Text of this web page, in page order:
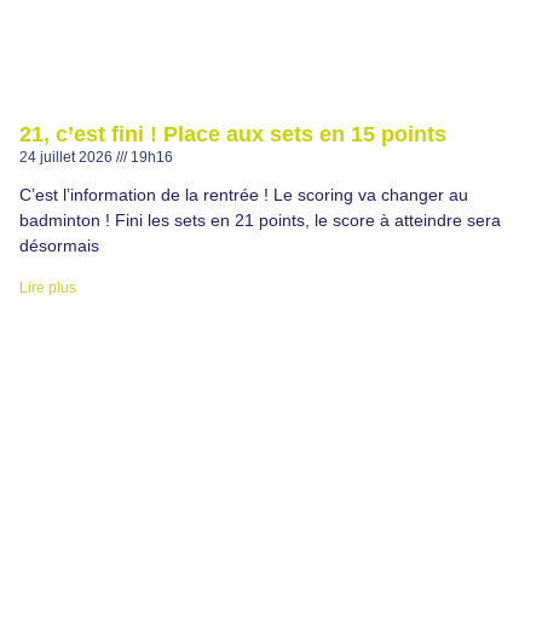
21, c’est fini ! Place aux sets en 15 points
24 juillet 2026 19h16
C’est l’information de la rentrée ! Le scoring va changer au
badminton ! Fini les sets en 21 points, le score à atteindre sera
désormais
Lire plus